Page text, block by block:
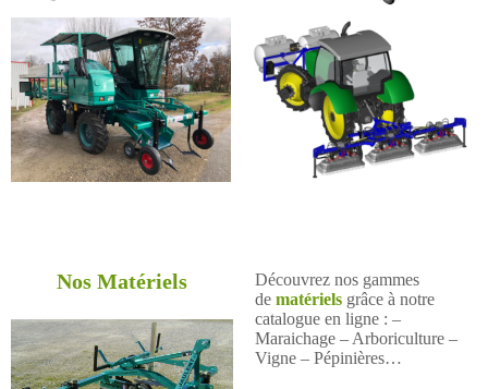
Nos Matériels
Découvrez nos gammes
de matériels grâce à notre
catalogue en ligne : –
Maraichage – Arboriculture –
Vigne – Pépinières…